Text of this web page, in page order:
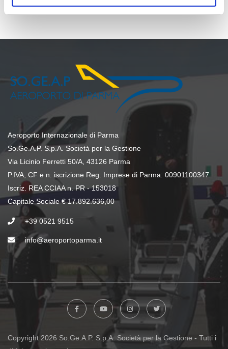
Aeroporto Internazionale di Parma
So.Ge.A.P. S.p.A. Società per la Gestione
Via Licinio Ferretti 50/A, 43126 Parma
P.IVA, CF e n. iscrizione Reg. Imprese di Parma: 00901100347
Iscriz. REA CCIAA n. PR - 153018
Capitale Sociale € 17.892.636,00
+39 0521 9515
info@aeroportoparma.it
Copyright 2026 So.Ge.A.P. S.p.A. Società per la Gestione - Tutti i